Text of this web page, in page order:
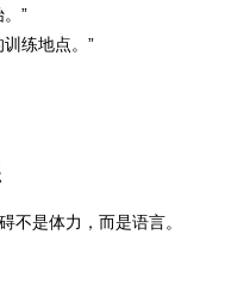
”
练地点。”
不是体力，而是语言。